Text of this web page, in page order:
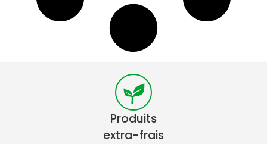
Produits
extra-frais